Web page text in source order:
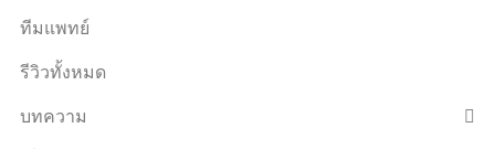
ทีมแพทย์
รีวิวทั้งหมด
บทความ